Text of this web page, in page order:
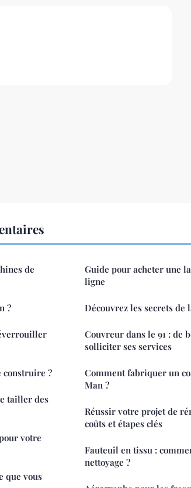
de
?
construire ?
tailler des
votre
que vous
Guide pour acheter une
ligne
Découvrez les secrets de
Couvreur dans le 91 : de
solliciter ses services
Comment fabriquer un
Man ?
Réussir votre projet de
coûts et étapes clés
Fauteuil en tissu :
nettoyage ?